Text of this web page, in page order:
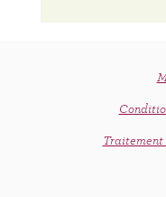
Traitement